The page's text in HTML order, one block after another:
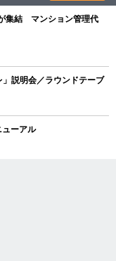
集結 マンション管理代
説明会／ラウンドテーブ
ーアル